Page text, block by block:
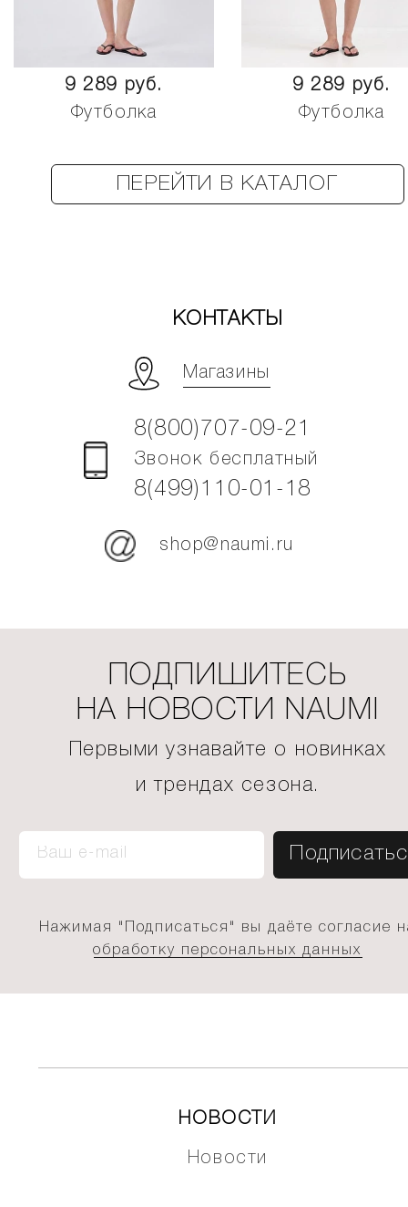
9 289 руб.
Футболка
9 289 руб.
Футболка
ПЕРЕЙТИ В КАТАЛОГ
КОНТАКТЫ
Магазины
8(800)707-09-21
Звонок бесплатный
8(499)110-01-18
shop@naumi.ru
ПОДПИШИТЕСЬ
НА НОВОСТИ NAUMI
Первыми узнавайте о новинках
и трендах сезона.
Нажимая "Подписаться" вы даёте согласие
обработку персональных данных
НОВОСТИ
Новости